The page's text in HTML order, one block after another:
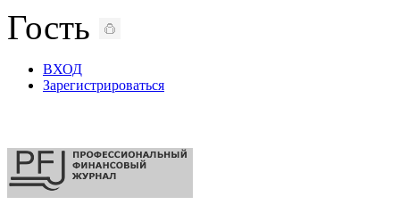
Гость
ВХОД
Зарегистрироваться